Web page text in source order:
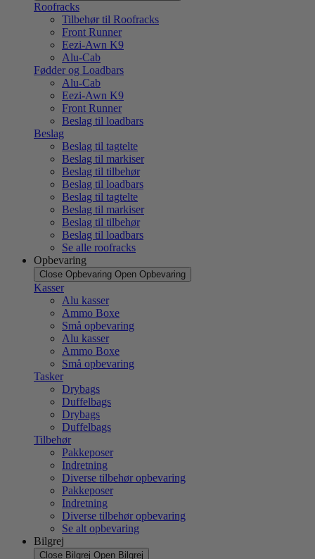
Roofracks
Tilbehør til Roofracks
Front Runner
Eezi-Awn K9
Alu-Cab
Fødder og Loadbars
Alu-Cab
Eezi-Awn K9
Front Runner
Beslag til loadbars
Beslag
Beslag til tagtelte
Beslag til markiser
Beslag til tilbehør
Beslag til loadbars
Beslag til tagtelte
Beslag til markiser
Beslag til tilbehør
Beslag til loadbars
Se alle roofracks
Opbevaring
Close Opbevaring Open Opbevaring
Kasser
Alu kasser
Ammo Boxe
Små opbevaring
Alu kasser
Ammo Boxe
Små opbevaring
Tasker
Drybags
Duffelbags
Drybags
Duffelbags
Tilbehør
Pakkeposer
Indretning
Diverse tilbehør opbevaring
Pakkeposer
Indretning
Diverse tilbehør opbevaring
Se alt opbevaring
Bilgrej
Close Bilgrej Open Bilgrej